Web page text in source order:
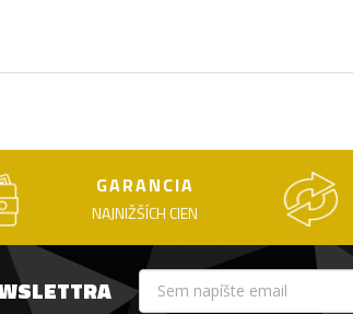
GARANCIA
NAJNIŽŠÍCH CIEN